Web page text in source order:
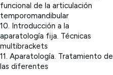
funcional de la articulación
temporomandibular
10. Introducción a la
aparatología fija. Técnicas
multibrackets
11. Aparatología. Tratamiento de
las diferentes